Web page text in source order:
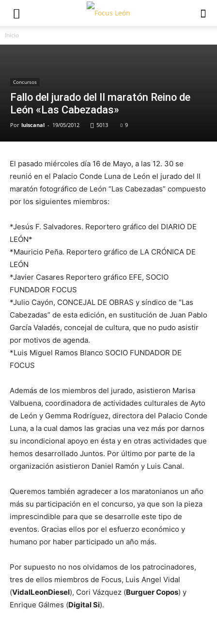
Inicio
Concursos
Fallo del jurado del II maratón Reino de
León «Las Cabezadas»
Por luiscanal - 19/05/2012 5013 9
El pasado miércoles día 16 de Mayo, a las 12. 30 se
reunió en el Palacio Conde Luna de León el jurado del II
maratón fotográfico de León “Las Cabezadas” compuesto
por los siguientes miembros:
*Jesús F. Salvadores. Reportero gráfico del DIARIO DE
LEÓN*
*Mauricio Peña. Reportero gráfico de LA CRÓNICA DE
LEÓN
*Javier Casares Reportero gráfico EFE, SOCIO
FUNDADOR FOCUS
*Julio Cayón, CONCEJAL DE OBRAS y síndico de “Las
Cabezadas” de esta edición, en sustitución de Juan Pablo
García Valadés, concejal de cultura, que no pudo asistir
por motivos de agenda.
*Luis Miguel Ramos Blanco SOCIO FUNDADOR DE
FOCUS
Además de los miembros del jurado, asistieron Marisa
Valbuena, coordinadora de actividades culturales de Ayto
de León y Gemma Rodríguez, directora del Palacio Conde
Luna, a la cual damos las gracias una vez más por darnos
su incondicional apoyo en ésta y en otras actividades que
hemos desarrollado Juntos. Por último por parte de la
organización asistieron Daniel Ramón y Luis Canal.
Queremos también agradecer a los maratonianos un año
más su participación en el concurso, ya que son la pieza
imprescindible para que se desarrolle este tipo de
eventos. Gracias ellos por el esfuerzo económico y
humano por haber participado un año más.
Por supuesto no nos olvidamos de los patrocinadores,
tres de ellos miembros de Focus, Luis Angel Vidal
(VidalLeonDiesel), Cori Vázquez (Burguer Copos) y
Enrique Gálmes (Digital Si).